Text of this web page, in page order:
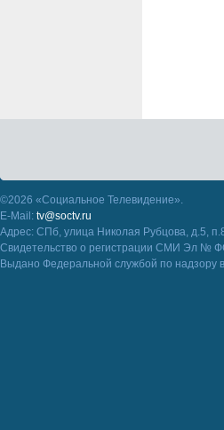
©2026 «Социальное Телевидение».
E-Mail: tv@soctv.ru
Адрес: СПб, улица Николая Рубцова, д.5,
Свидетельство о регистрации СМИ Эл №
Выдано Федеральной службой по надзору